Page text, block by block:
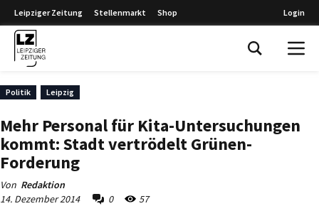
Leipziger Zeitung Stellenmarkt Shop Login
Politik Leipzig
Mehr Personal für Kita-Untersuchungen
kommt: Stadt vertrödelt Grünen-
Forderung
Von Redaktion
14. Dezember 2014
0 57